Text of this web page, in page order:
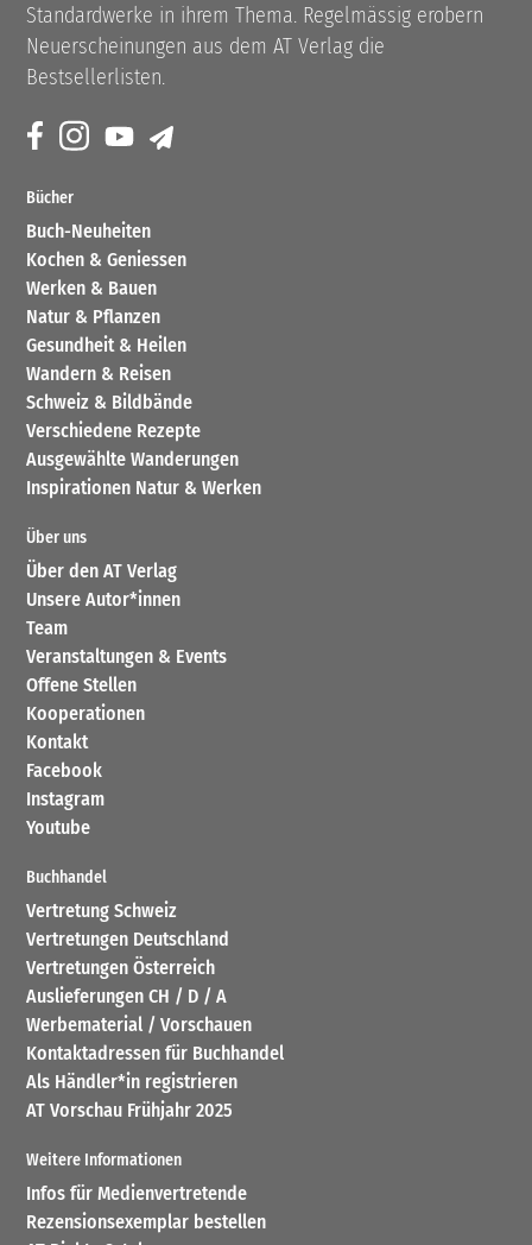
Standardwerke in ihrem Thema. Regelmässig erobern
Neuerscheinungen aus dem AT Verlag die
Bestsellerlisten.
Bücher
Buch-Neuheiten
Kochen & Geniessen
Werken & Bauen
Natur & Pflanzen
Gesundheit & Heilen
Wandern & Reisen
Schweiz & Bildbände
Verschiedene Rezepte
Ausgewählte Wanderungen
Inspirationen Natur & Werken
Über uns
Über den AT Verlag
Unsere Autor*innen
Team
Veranstaltungen & Events
Offene Stellen
Kooperationen
Kontakt
Facebook
Instagram
Youtube
Buchhandel
Vertretung Schweiz
Vertretungen Deutschland
Vertretungen Österreich
Auslieferungen CH / D / A
Werbematerial / Vorschauen
Kontaktadressen für Buchhandel
Als Händler*in registrieren
AT Vorschau Frühjahr 2025
Weitere Informationen
Infos für Medienvertretende
Rezensionsexemplar bestellen